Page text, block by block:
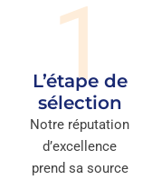
1
L’étape de
sélection
Notre réputation
d’excellence
prend sa source